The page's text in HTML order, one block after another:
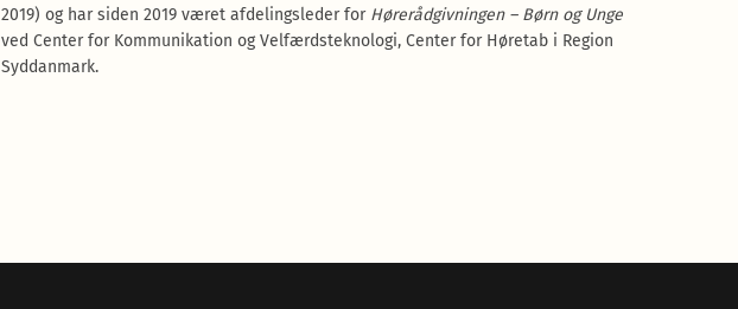
2019) og har siden 2019 været afdelingsleder for Hørerådgivningen – Børn og Unge
ved Center for Kommunikation og Velfærdsteknologi, Center for Høretab i Region
Syddanmark.